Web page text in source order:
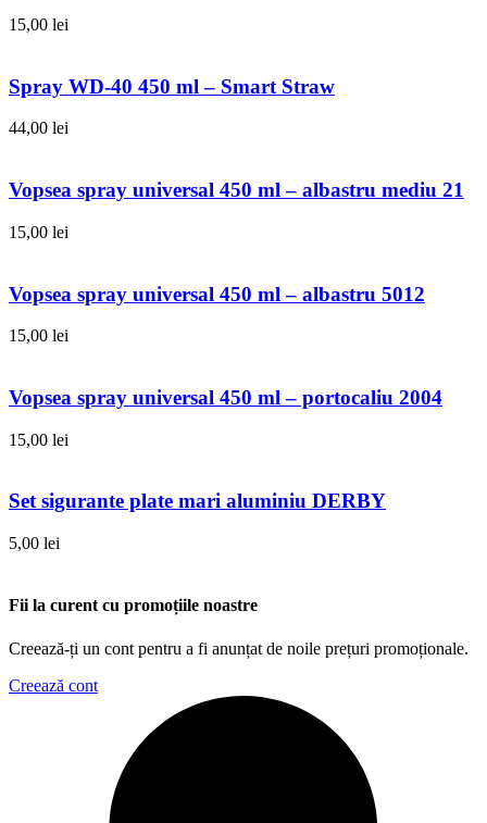
15,00 lei
Spray WD-40 450 ml – Smart Straw
44,00 lei
Vopsea spray universal 450 ml – albastru mediu 21
15,00 lei
Vopsea spray universal 450 ml – albastru 5012
15,00 lei
Vopsea spray universal 450 ml – portocaliu 2004
15,00 lei
Set sigurante plate mari aluminiu DERBY
5,00 lei
Fii la curent cu promoțiile noastre
Creează-ți un cont pentru a fi anunțat de noile prețuri promoționale.
Creează cont